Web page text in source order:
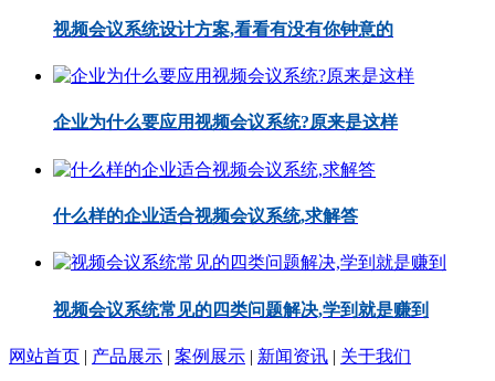
视频会议系统设计方案,看看有没有你钟意的
企业为什么要应用视频会议系统?原来是这样
什么样的企业适合视频会议系统,求解答
视频会议系统常见的四类问题解决,学到就是赚到
网站首页 | 产品展示 | 案例展示 | 新闻资讯 | 关于我们